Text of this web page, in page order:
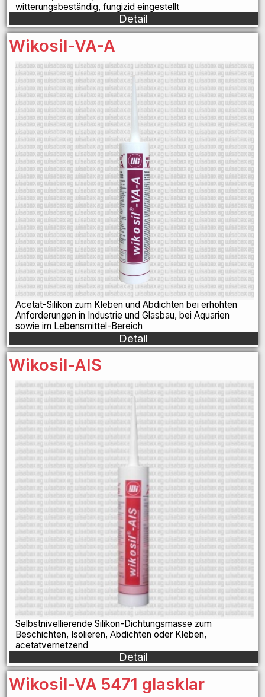
witterungsbeständig, fungizid eingestellt
Detail
Wikosil-VA-A
Acetat-Silikon zum Kleben und Abdichten bei erhöhten
Anforderungen in Industrie und Glasbau, bei Aquarien
sowie im Lebensmittel-Bereich
Detail
Wikosil-AIS
Selbstnivellierende Silikon-Dichtungsmasse zum
Beschichten, Isolieren, Abdichten oder Kleben,
acetatvernetzend
Detail
Wikosil-VA 5471 glasklar